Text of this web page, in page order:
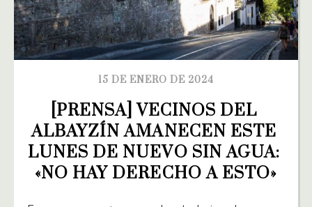
15 DE ENERO DE 2024
[PRENSA] VECINOS DEL
ALBAYZÍN AMANECEN ESTE
LUNES DE NUEVO SIN AGUA:
«NO HAY DERECHO A ESTO»